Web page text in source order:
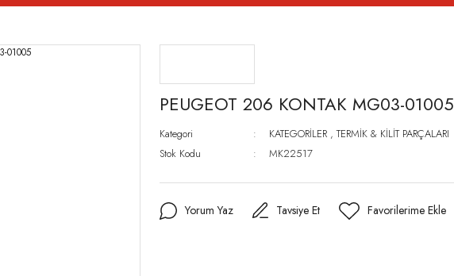
PEUGEOT 206 KONTAK MG03-01005
Kategori KATEGORİLER ,TERMİK & KİLİT PARÇALARI
Stok Kodu
MK22517
Yorum Yaz Tavsiye Et